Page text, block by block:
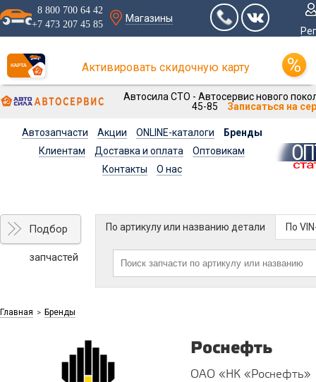
8 800 700 64 42
+7 473 207 45 85
Магазины
Активировать скидочную карту
Автосила СТО - Автосервис нового
45-85
Записаться на
Автозапчасти Акции ONLINE-каталоги
Бренды
Клиентам
Доставка и оплата
Оптовикам
Контакты
О нас
Подбор
запчастей
По артикулу или названию детали По
Главная > Бренды
Роснефть
ОАО «НК «Роснефть»